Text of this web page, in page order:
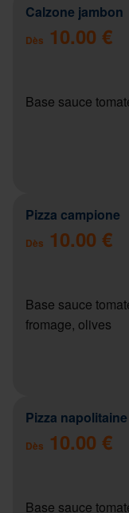
Calzone jambon
Dès 10.00 €
Base sauce
Pizza campione
Dès 10.00 €
Base sauce
fromage, olives
Pizza napolitaine
Dès 10.00 €
Base sauce